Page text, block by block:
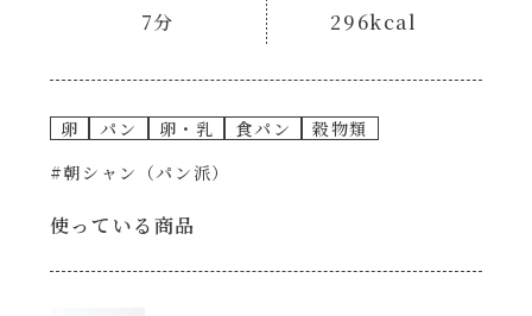
ごはんもの
シャンタン粉末
創味のつゆ
創味のつゆ減塩
7分
296kcal
卵 パン 卵・乳 食パン
穀物類
#朝シャン（パン派）
使っている商品